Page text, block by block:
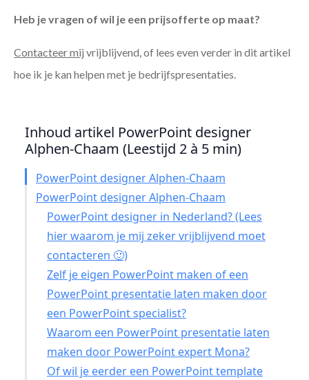
Heb je vragen of wil je een prijsofferte op maat?
Contacteer mij vrijblijvend, of lees even verder in dit artikel
hoe ik je kan helpen met je bedrijfspresentaties.
Inhoud artikel PowerPoint designer
Alphen-Chaam (Leestijd 2 à 5 min)
PowerPoint designer Alphen-Chaam
PowerPoint designer Alphen-Chaam
PowerPoint designer in Nederland? (Lees
hier waarom je mij zeker vrijblijvend moet
contacteren 🙂)
Zelf je eigen PowerPoint maken of een
PowerPoint presentatie laten maken door
een PowerPoint specialist?
Waarom een PowerPoint presentatie laten
maken door PowerPoint expert Mona?
Of wil je eerder een PowerPoint template